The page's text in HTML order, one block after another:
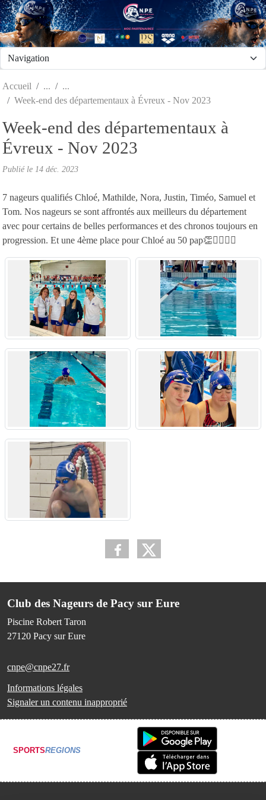
Accueil
Week-end des départementaux à Évreux - Nov 2023
Week-end des départementaux à
Évreux - Nov 2023
Publié le 14 déc. 2023
7 nageurs qualifiés Chloé, Mathilde, Nora, Justin, Timéo, Samuel et
Tom. Nos nageurs se sont affrontés aux meilleurs du département
avec pour certains de belles performances et des chronos toujours en
progression. Et une 4ème place pour Chloé au 50 pap👏🏊‍♂️🏊‍♀️
Club des Nageurs de Pacy sur Eure
Piscine Robert Taron
27120 Pacy sur Eure
cnpe@cnpe27.fr
Informations légales
Signaler un contenu inapproprié
SPORTSREGIONS
Panneau de gestion des cookies